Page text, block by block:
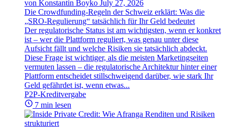
von Konstantin Boyko July 27, 2026
Die Crowdfunding-Regeln der Schweiz erklärt: Was die
„SRO-Regulierung“ tatsächlich für Ihr Geld bedeutet
Der regulatorische Status ist am wichtigsten, wenn er konkret
ist – wer die Plattform reguliert, was genau unter diese
Aufsicht fällt und welche Risiken sie tatsächlich abdeckt.
Diese Frage ist wichtiger, als die meisten Marketingseiten
vermuten lassen – die regulatorische Architektur hinter einer
Plattform entscheidet stillschweigend darüber, wie stark Ihr
Geld gefährdet ist, wenn etwas...
P2P-Kreditvergabe
7 min lesen